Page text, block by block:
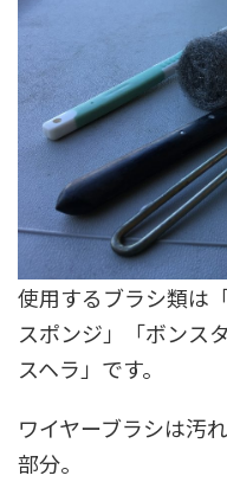
使用するブラシ類は
スポンジ」「ボンス
スヘラ」です。
ワイヤーブラシは汚
部分。